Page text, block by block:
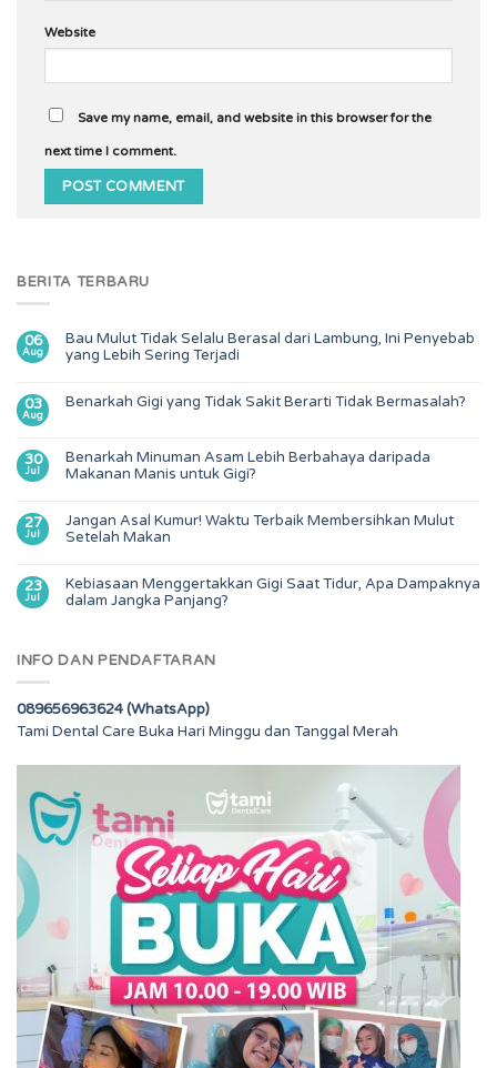
Website
Save my name, email, and website in this browser for the
next time I comment.
BERITA TERBARU
06
Aug
Bau Mulut Tidak Selalu Berasal dari Lambung, Ini Penyebab
yang Lebih Sering Terjadi
03
Aug
Benarkah Gigi yang Tidak Sakit Berarti Tidak Bermasalah?
30
Jul
Benarkah Minuman Asam Lebih Berbahaya daripada
Makanan Manis untuk Gigi?
27
Jul
Jangan Asal Kumur! Waktu Terbaik Membersihkan Mulut
Setelah Makan
23
Jul
Kebiasaan Menggertakkan Gigi Saat Tidur, Apa Dampaknya
dalam Jangka Panjang?
INFO DAN PENDAFTARAN
089656963624 (WhatsApp)
Tami Dental Care Buka Hari Minggu dan Tanggal Merah